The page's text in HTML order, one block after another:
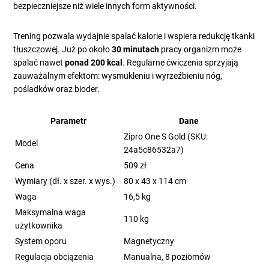
bezpieczniejsze niż wiele innych form aktywności.
Trening pozwala wydajnie spalać kalorie i wspiera redukcję tkanki
tłuszczowej. Już po około30 minutach pracy organizm może
spalać nawetponad 200 kcal . Regularne ćwiczenia sprzyjają
zauważalnym efektom: wysmukleniu i wyrzeźbieniu nóg,
pośladków oraz bioder.
Parametr Dane
Model
Zipro One S Gold (SKU:
24a5c86532a7)
Cena
509 zł
Wymiary (dł. x szer. x wys.)
80 x 43 x 114 cm
Waga
16,5 kg
Maksymalna waga
użytkownika
110 kg
System oporu
Magnetyczny
Regulacja obciążenia
Manualna, 8 poziomów